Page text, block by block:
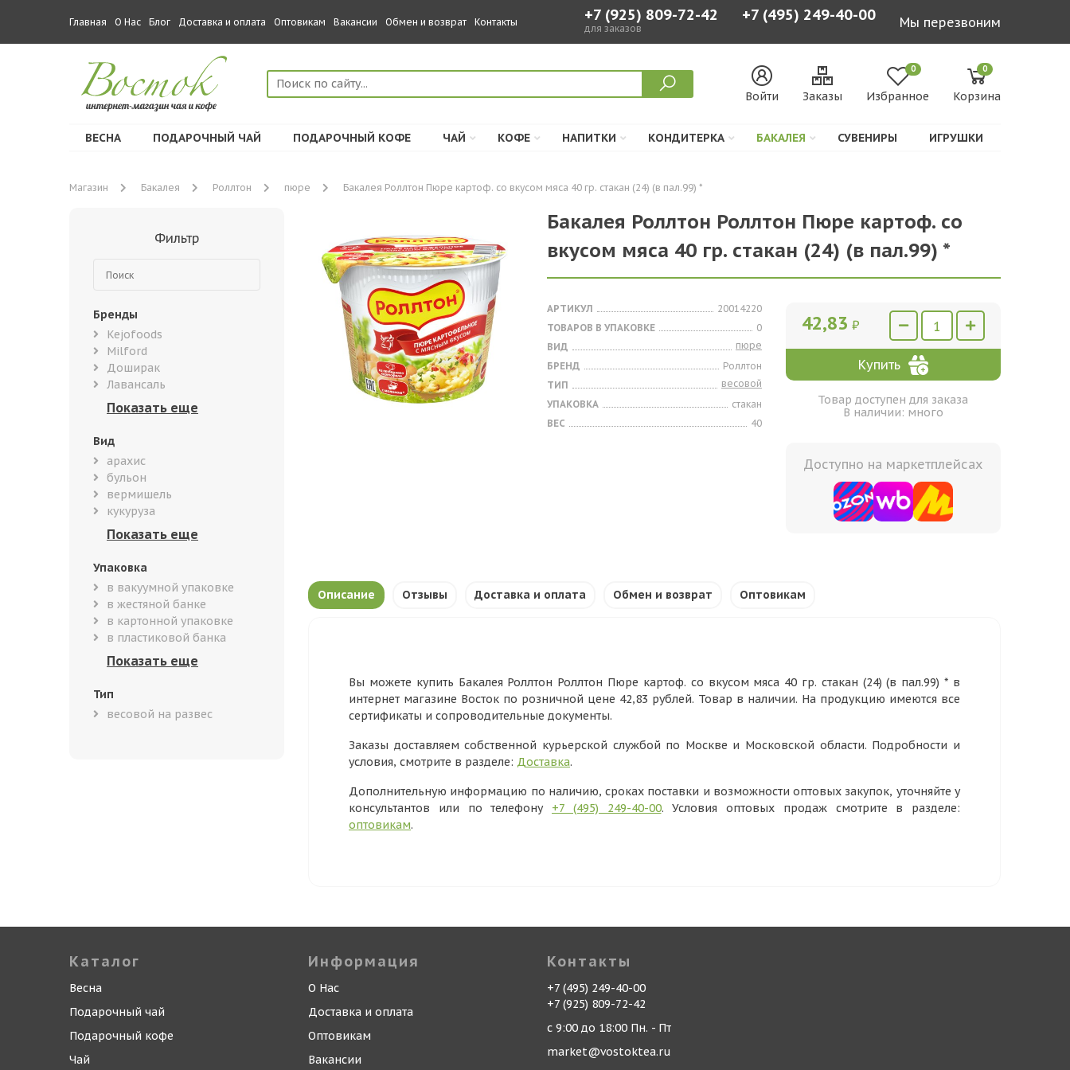
Главная О Нас Блог Доставка и оплата Оптовикам Вакансии Обмен и возврат Контакты +7 (925) 809-72-42
для заказов
+7 (495) 249-40-00 Мы перезвоним
Войти Заказы
0
Избранное
0
Корзина
ВЕСНА ПОДАРОЧНЫЙ ЧАЙ ПОДАРОЧНЫЙ КОФЕ ЧАЙ КОФЕ НАПИТКИ КОНДИТЕРКА БАКАЛЕЯ СУВЕНИРЫ ИГРУШКИ
Магазин Бакалея Роллтон пюре Бакалея Роллтон Пюре картоф. со вкусом мяса 40 гр. стакан (24) (в пал.99) *
Фильтр
Бренды
Kejofoods
Milford
Доширак
Лавансаль
Вид
арахис
бульон
вермишель
кукуруза
Упаковка
в вакуумной упаковке
в жестяной банке
в картонной упаковке
в пластиковой банка
Тип
весовой на развес
Бакалея Роллтон Роллтон Пюре картоф. со
вкусом мяса 40 гр. стакан (24) (в пал.99) *
АРТИКУЛ
20014220
ТОВАРОВ В УПАКОВКЕ
0
ВИД
пюре
БРЕНД
Роллтон
ТИП
весовой
УПАКОВКА
стакан
ВЕС
40
42,83 ₽
Купить
Товар доступен для заказа
В наличии: много
Доступно на маркетплейсах
Описание Отзывы Доставка и оплата Обмен и возврат Оптовикам
Вы можете купить Бакалея Роллтон Роллтон Пюре картоф. со вкусом мяса 40 гр. стакан (24) (в пал.99) * в
интернет магазине Восток по розничной цене 42,83 рублей. Товар в наличии. На продукцию имеются все
сертификаты и сопроводительные документы.
Заказы доставляем собственной курьерской службой по Москве и Московской области. Подробности и
условия, смотрите в разделе: Доставка.
Дополнительную информацию по наличию, сроках поставки и возможности оптовых закупок, уточняйте у
консультантов или по телефону +7 (495) 249-40-00. Условия оптовых продаж смотрите в разделе:
оптовикам.
Каталог
Весна
Подарочный чай
Подарочный кофе
Чай
Информация
О Нас
Доставка и оплата
Оптовикам
Вакансии
Контакты
+7 (495) 249-40-00
+7 (925) 809-72-42
с 9:00 до 18:00 Пн. - Пт
market@vostoktea.ru